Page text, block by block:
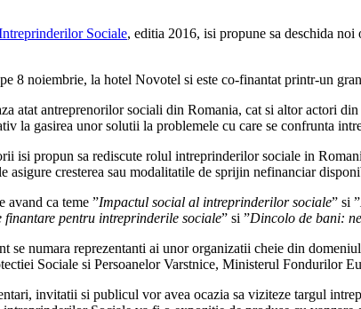
Sociale, editia 2016, isi propune sa deschida
8 noiembrie, la hotel Novotel si este co-finantat printr-un
atat antreprenorilor sociali din Romania, cat si altor actori
la gasirea unor solutii la problemele cu care se confrunta
isi propun sa rediscute rolul intreprinderilor sociale in
asigure cresterea sau modalitatile de sprijin nefinanciar
avand ca teme ”Impactul social al intreprinderilor sociale” si ”
finantare pentru intreprinderile sociale” si ”Dincolo de bani:
se numara reprezentanti ai unor organizatii cheie din
Sociale si Persoanelor Varstnice, Ministerul Fondurilor
invitatii si publicul vor avea ocazia sa viziteze targul